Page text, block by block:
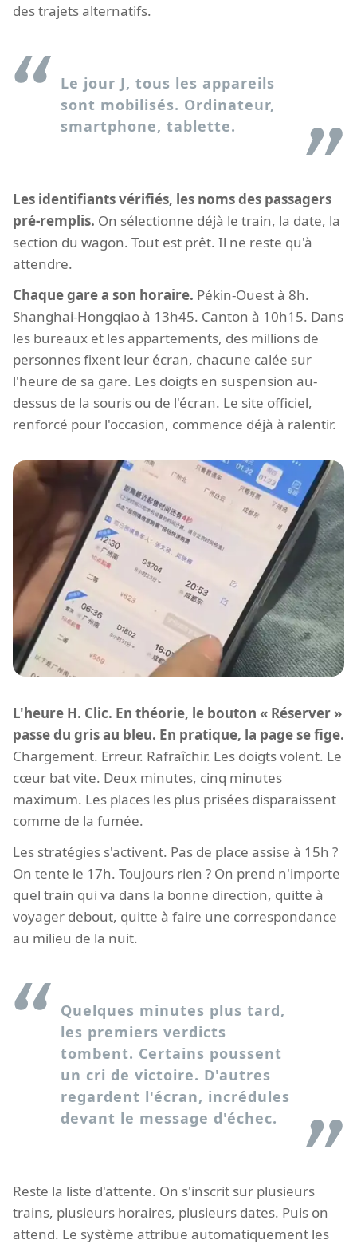
des trajets alternatifs.
Le jour J, tous les appareils
sont mobilisés. Ordinateur,
smartphone, tablette.
Les identifiants vérifiés, les noms des passagers
pré-remplis. On sélectionne déjà le train, la date, la
section du wagon. Tout est prêt. Il ne reste qu'à
attendre.
Chaque gare a son horaire. Pékin-Ouest à 8h.
Shanghai-Hongqiao à 13h45. Canton à 10h15. Dans
les bureaux et les appartements, des millions de
personnes fixent leur écran, chacune calée sur
l'heure de sa gare. Les doigts en suspension au-
dessus de la souris ou de l'écran. Le site officiel,
renforcé pour l'occasion, commence déjà à ralentir.
L'heure H. Clic. En théorie, le bouton « Réserver »
passe du gris au bleu. En pratique, la page se fige.
Chargement. Erreur. Rafraîchir. Les doigts volent. Le
cœur bat vite. Deux minutes, cinq minutes
maximum. Les places les plus prisées disparaissent
comme de la fumée.
Les stratégies s'activent. Pas de place assise à 15h ?
On tente le 17h. Toujours rien ? On prend n'importe
quel train qui va dans la bonne direction, quitte à
voyager debout, quitte à faire une correspondance
au milieu de la nuit.
Quelques minutes plus tard,
les premiers verdicts
tombent. Certains poussent
un cri de victoire. D'autres
regardent l'écran, incrédules
devant le message d'échec.
Reste la liste d'attente. On s'inscrit sur plusieurs
trains, plusieurs horaires, plusieurs dates. Puis on
attend. Le système attribue automatiquement les